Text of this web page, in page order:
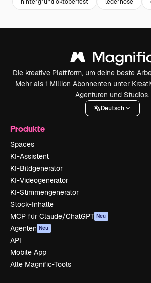
Die kreative Plattform, um deine beste
Mehr als 1 Million Abonnenten unter
Agenturen und Studios.
Deutsch
Produkte
Spaces
KI-Assistent
KI-Bildgenerator
KI-Videogenerator
KI-Stimmengenerator
Stock-Inhalte
MCP für Claude/ChatGPT Neu
Agenten Neu
API
Mobile App
Alle Magnific-Tools